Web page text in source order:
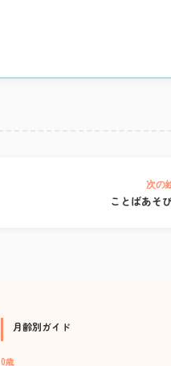
次の
ことばあそ
月齢別ガイド
0歳